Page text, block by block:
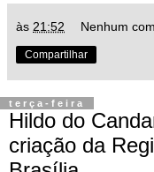
às 21:52 Nenhum
Compartilhar
terça-feira
Hildo do
criação da